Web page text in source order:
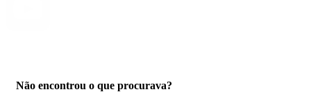
Não encontrou o que procurava?